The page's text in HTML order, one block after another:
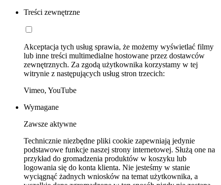
Treści zewnętrzne
Akceptacja tych usług sprawia, że możemy wyświetlać filmy
lub inne treści multimedialne hostowane przez dostawców
zewnętrznych. Za zgodą użytkownika korzystamy w tej
witrynie z następujących usług stron trzecich:
Vimeo, YouTube
Wymagane
Zawsze aktywne
Technicznie niezbędne pliki cookie zapewniają jedynie
podstawowe funkcje naszej strony internetowej. Służą one na
przykład do gromadzenia produktów w koszyku lub
logowania się do konta klienta. Nie jesteśmy w stanie
wyciągnąć żadnych wniosków na temat użytkownika, a